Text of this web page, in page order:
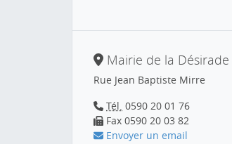
Mairie de la Désirade
Rue Jean Baptiste Mirre
Tél. 0590 20 01 76
Fax 0590 20 03 82
Envoyer un email